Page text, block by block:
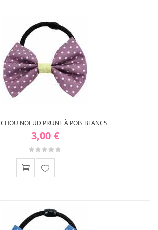
d'envies
NOEUD PRUNE À POIS BLANCS
3,00 €
d'envies